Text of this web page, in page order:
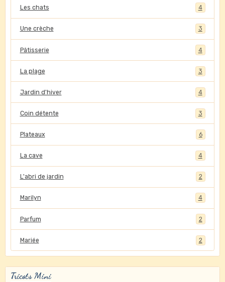
Les chats 4
Une crèche 3
Pâtisserie 4
La plage 3
Jardin d'hiver 4
Coin détente 3
Plateaux 6
La cave 4
L'abri de jardin 2
Marilyn 4
Parfum 2
Mariée 2
Tricots Mini